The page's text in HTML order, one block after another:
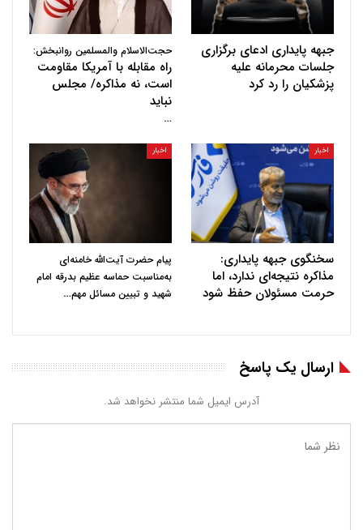
جبهه پایداری ادعای برگزاری
جلسات محرمانه علیه
پزشکیان را رد کرد
حجت‌الاسلام والمسلمین روانبخش:
راه مقابله با آمریکا مقاومت
است، نه مذاکره/ مجلس
نباید
…
اخبار
سخنگوی جبهه پایداری:
مذاکره نتیجه‌ای ندارد، اما
حرمت مسئولان حفظ شود
اخبار
پیام حضرت آیت‌الله خامنه‌ای
به‌مناسبت حماسه عظیم بدرقه امام
شهید و تبیین مسائل مهم…
ارسال یک پاسخ
آدرس ایمیل شما منتشر نخواهد شد.